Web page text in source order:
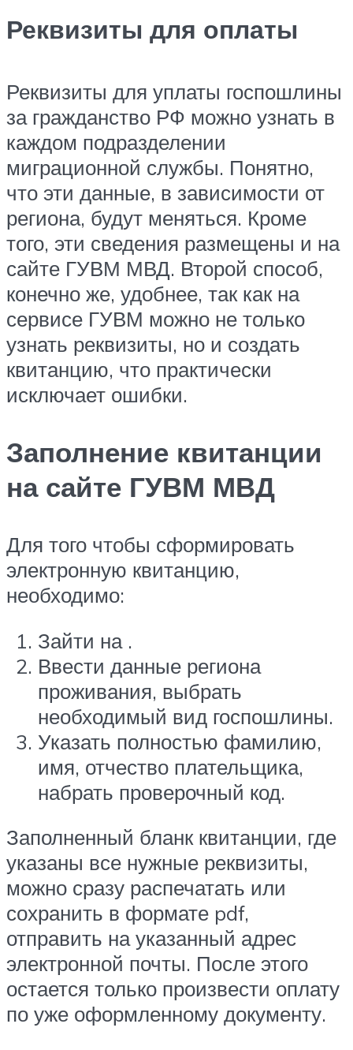
Реквизиты для оплаты
Реквизиты для уплаты госпошлины
за гражданство РФ можно узнать в
каждом подразделении
миграционной службы. Понятно,
что эти данные, в зависимости от
региона, будут меняться. Кроме
того, эти сведения размещены и на
сайте ГУВМ МВД. Второй способ,
конечно же, удобнее, так как на
сервисе ГУВМ можно не только
узнать реквизиты, но и создать
квитанцию, что практически
исключает ошибки.
Заполнение квитанции
на сайте ГУВМ МВД
Для того чтобы сформировать
электронную квитанцию,
необходимо:
Зайти на .
Ввести данные региона
проживания, выбрать
необходимый вид госпошлины.
Указать полностью фамилию,
имя, отчество плательщика,
набрать проверочный код.
Заполненный бланк квитанции, где
указаны все нужные реквизиты,
можно сразу распечатать или
сохранить в формате pdf,
отправить на указанный адрес
электронной почты. После этого
остается только произвести оплату
по уже оформленному документу.